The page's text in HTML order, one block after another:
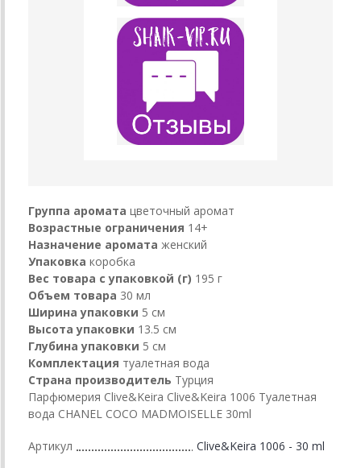
Группа аромата цветочный аромат
Возрастные ограничения 14+
Назначение аромата женский
Упаковка коробка
Вес товара с упаковкой (г) 195 г
Объем товара 30 мл
Ширина упаковки 5 см
Высота упаковки 13.5 см
Глубина упаковки 5 см
Комплектация туалетная вода
Страна производитель Турция
Парфюмерия Clive&Keira Clive&Keira 1006 Туалетная
вода CHANEL COCO MADMOISELLE 30ml
Артикул Clive&Keira 1006 - 30 ml